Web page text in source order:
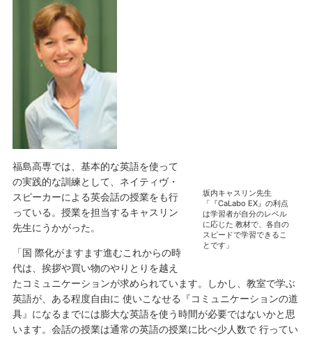
坂内キャスリン先生
「『CaLabo EX』の利点
は学習者が自分のレベル
に応じた 教材で、各自の
スピードで学習できるこ
とです」
福島高専では、基本的な英語を使って
の実践的な訓練として、ネイティヴ・
スピーカーによる英会話の授業をも行
っている。授業を担当するキャスリン
先生にうかがった。
「国 際化がますます進むこれからの時
代は、挨拶や買い物のやりとりを越え
たコミュニケーションが求められています。しかし、教室で学ぶ
英語が、ある程度自由に 使いこなせる『コミュニケーションの道
具』になるまでには膨大な英語を使う時間が必要ではないかと思
います。会話の授業は通常の英語の授業に比べ少人数で 行ってい